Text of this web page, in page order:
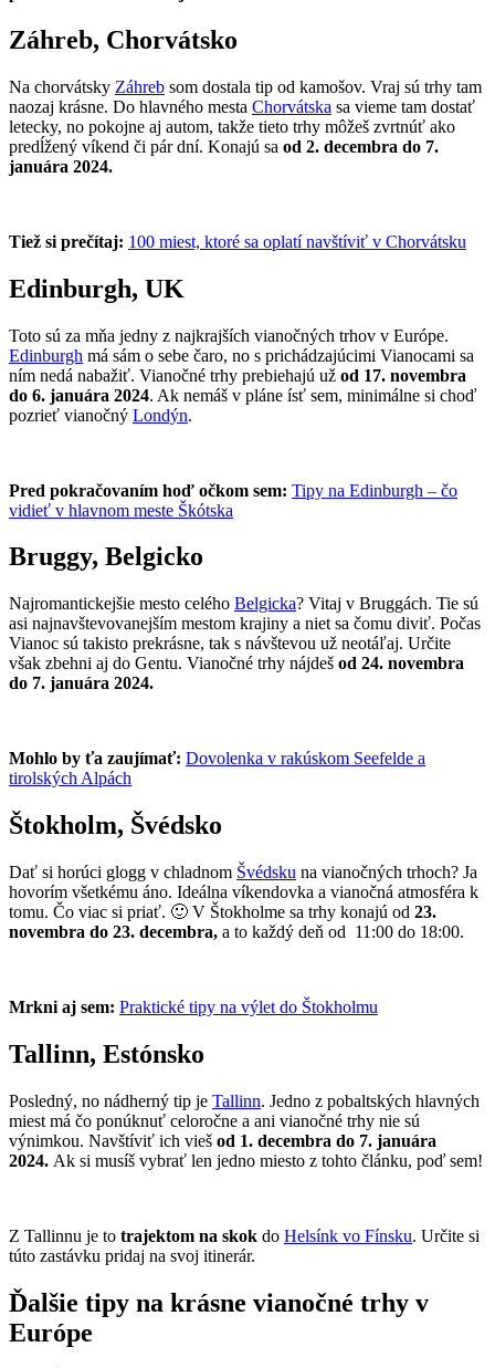
Záhreb, Chorvátsko
Na chorvátsky Záhreb som dostala tip od kamošov. Vraj sú trhy tam
naozaj krásne. Do hlavného mesta Chorvátska sa vieme tam dostať
letecky, no pokojne aj autom, takže tieto trhy môžeš zvrtnúť ako
predĺžený víkend či pár dní. Konajú sa od 2. decembra do 7.
januára 2024.
Tiež si prečítaj: 100 miest, ktoré sa oplatí navštíviť v Chorvátsku
Edinburgh, UK
Toto sú za mňa jedny z najkrajších vianočných trhov v Európe.
Edinburgh má sám o sebe čaro, no s prichádzajúcimi Vianocami sa
ním nedá nabažiť. Vianočné trhy prebiehajú už od 17. novembra
do 6. januára 2024. Ak nemáš v pláne ísť sem, minimálne si choď
pozrieť vianočný Londýn.
Pred pokračovaním hoď očkom sem: Tipy na Edinburgh – čo
vidieť v hlavnom meste Škótska
Bruggy, Belgicko
Najromantickejšie mesto celého Belgicka? Vitaj v Bruggách. Tie sú
asi najnavštevovanejším mestom krajiny a niet sa čomu diviť. Počas
Vianoc sú takisto prekrásne, tak s návštevou už neotáľaj. Určite
však zbehni aj do Gentu. Vianočné trhy nájdeš od 24. novembra
do 7. januára 2024.
Mohlo by ťa zaujímať: Dovolenka v rakúskom Seefelde a
tirolských Alpách
Štokholm, Švédsko
Dať si horúci glogg v chladnom Švédsku na vianočných trhoch? Ja
hovorím všetkému áno. Ideálna víkendovka a vianočná atmosféra k
tomu. Čo viac si priať. 🙂 V Štokholme sa trhy konajú od 23.
novembra do 23. decembra, a to každý deň od 11:00 do 18:00.
Mrkni aj sem: Praktické tipy na výlet do Štokholmu
Tallinn, Estónsko
Posledný, no nádherný tip je Tallinn. Jedno z pobaltských hlavných
miest má čo ponúknuť celoročne a ani vianočné trhy nie sú
výnimkou. Navštíviť ich vieš od 1. decembra do 7. januára
2024. Ak si musíš vybrať len jedno miesto z tohto článku, poď sem!
Z Tallinnu je to trajektom na skok do Helsínk vo Fínsku. Určite si
túto zastávku pridaj na svoj itinerár.
Ďalšie tipy na krásne vianočné trhy v
Európe